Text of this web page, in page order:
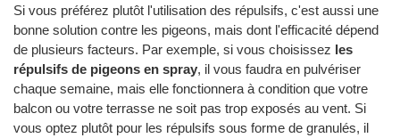
Si vous préférez plutôt l'utilisation des répulsifs, c'est aussi une
bonne solution contre les pigeons, mais dont l'efficacité dépend
de plusieurs facteurs. Par exemple, si vous choisissez les
répulsifs de pigeons en spray, il vous faudra en pulvériser
chaque semaine, mais elle fonctionnera à condition que votre
balcon ou votre terrasse ne soit pas trop exposés au vent. Si
vous optez plutôt pour les répulsifs sous forme de granulés, il